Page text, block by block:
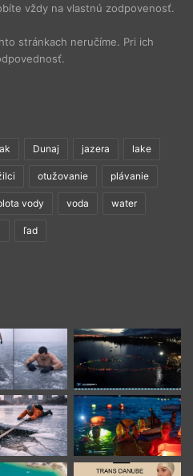
vždy na vlastnú zodpovenosť.
stránkach neručíme. Pri ich
Dunaj jazera lake
otužovanie plávanie
vody voda water
ľad